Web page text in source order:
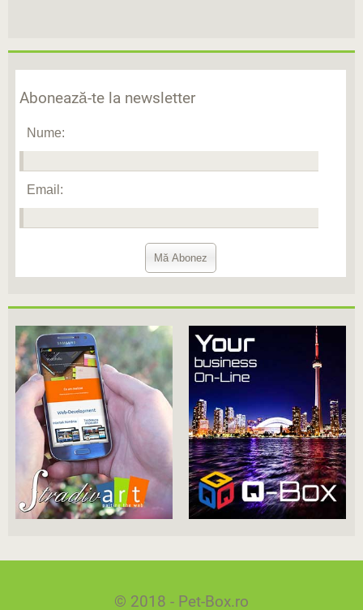
Abonează-te la newsletter
Nume:
Email:
© 2018 - Pet-Box.ro